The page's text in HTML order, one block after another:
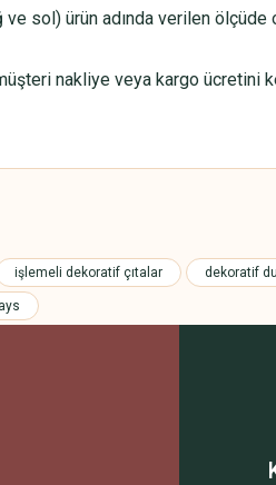
sol) ürün adında verilen
nakliye veya kargo ücretini
Bu
işlemeli dekoratif çıtalar dekoratif